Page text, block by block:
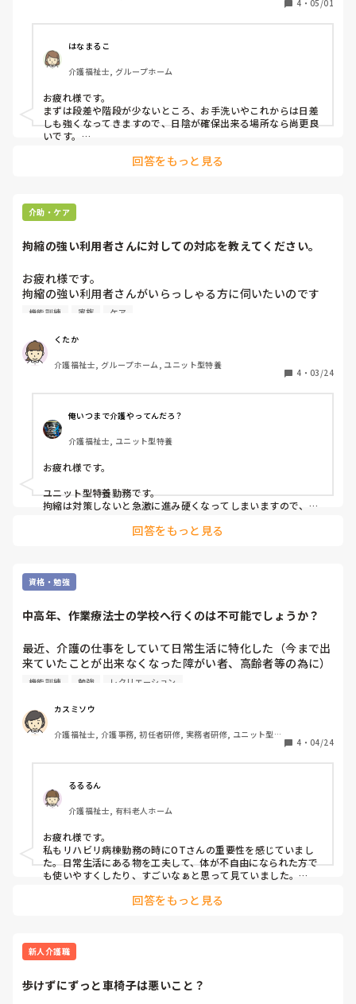
どの様な条件で決められているか知りたいです。
4 ・ 05/01
はなまるこ
介護福祉士, グループホーム
お疲れ様です。
まずは段差や階段が少ないところ、お手洗いやこれからは日差
しも強くなってきますので、日陰が確保出来る場所なら尚更良
いです。
の良いところへドライブしますが好評です。歩くためのレクで
回答をもっと見る
介助・ケア
拘縮の強い利用者さんに対しての対応を教えてください。
お疲れ様です。
拘縮の強い利用者さんがいらっしゃる方に伺いたいのです
が、クッションや枕を使用してポイントに挟む事が多いとは
等も教えていただきたいです)
それと、クッションや枕は施設のものか家族さんに連絡して
持ってきていただいてますか？
機能訓練 家族 ケア
くたか
介護福祉士, グループホーム, ユニット型特養
4 ・ 03/24
俺いつまで介護やってんだろ？
介護福祉士, ユニット型特養
お疲れ様です。
ユニット型特養勤務です。
拘縮は対策しないと急激に進み硬くなってしまいますので、ク
うちの施設では、クッションの代わりにバスタオルを丸めて使
し、ご家族が用意するものは普通のクッションや普通の枕が多
いですね。介護用品はなかなかいいお値段しますので。また、
員から家族へ連絡する形になっており、こういう物が欲しいと
てガッカリすることがあります。現場にいない分、理解されて
ないのかと思うと残念ですね。だから本人のバスタオルで代用
することがあります。
出勤した時だけ拘縮している部分をゆっくり伸ばしたり、動か
すことはあります。本人が痛がることもあるので、痛がらない
範囲で行ってます。可動域が狭くなりすぎると着脱でもリスク
が増えるので、本来は固まらないように、現場でも対応すべき
ではありますが、時間が取れないってのが現状です。なのでオ
回答をもっと見る
資格・勉強
中高年、作業療法士の学校へ行くのは不可能でしょうか？
最近、介護の仕事をしていて日常生活に特化した（今まで出
来ていたことが出来なくなった障がい者、高齢者等の為に）
作業療法士という仕事に興味が湧いてきました。
今から専門学校へ行って、勉強することは不可能でしょう
か？諦めた方がいいでしょうか？
もし仮に行けるとして、専門学校へ行く為には、どんな勉強
誰か詳しく教えて下さい。
機能訓練 勉強 レクリエーション
カスミソウ
介護福祉士, 介護事務, 初任者研修, 実務者研修, ユニット型特
4 ・ 04/24
るるるん
介護福祉士, 有料老人ホーム
お疲れ様です。
私もリハビリ病棟勤務の時にOTさんの重要性を感じていまし
た。日常生活にある物を工夫して、体が不自由になられた方で
も使いやすくしたり、すごいなぁと思って見ていました。
回答をもっと見る
新人介護職
歩けずにずっと車椅子は悪いこと？